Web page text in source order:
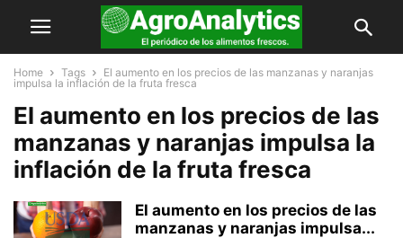
Home Tags
El aumento en los precios de las manzanas y naranjas
impulsa la inflación de la fruta fresca
El aumento en los precios de las
manzanas y naranjas impulsa la
inflación de la fruta fresca
El aumento en los precios de las
manzanas y naranjas impulsa...